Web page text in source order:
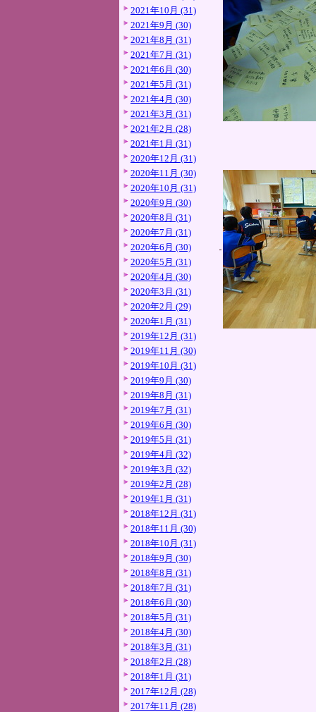
2021年10月 (31)
2021年9月 (30)
2021年8月 (31)
2021年7月 (31)
2021年6月 (30)
2021年5月 (31)
2021年4月 (30)
2021年3月 (31)
2021年2月 (28)
2021年1月 (31)
2020年12月 (31)
2020年11月 (30)
2020年10月 (31)
2020年9月 (30)
2020年8月 (31)
2020年7月 (31)
2020年6月 (30)
2020年5月 (31)
2020年4月 (30)
2020年3月 (31)
2020年2月 (29)
2020年1月 (31)
2019年12月 (31)
2019年11月 (30)
2019年10月 (31)
2019年9月 (30)
2019年8月 (31)
2019年7月 (31)
2019年6月 (30)
2019年5月 (31)
2019年4月 (32)
2019年3月 (32)
2019年2月 (28)
2019年1月 (31)
2018年12月 (31)
2018年11月 (30)
2018年10月 (31)
2018年9月 (30)
2018年8月 (31)
2018年7月 (31)
2018年6月 (30)
2018年5月 (31)
2018年4月 (30)
2018年3月 (31)
2018年2月 (28)
2018年1月 (31)
2017年12月 (28)
2017年11月 (28)